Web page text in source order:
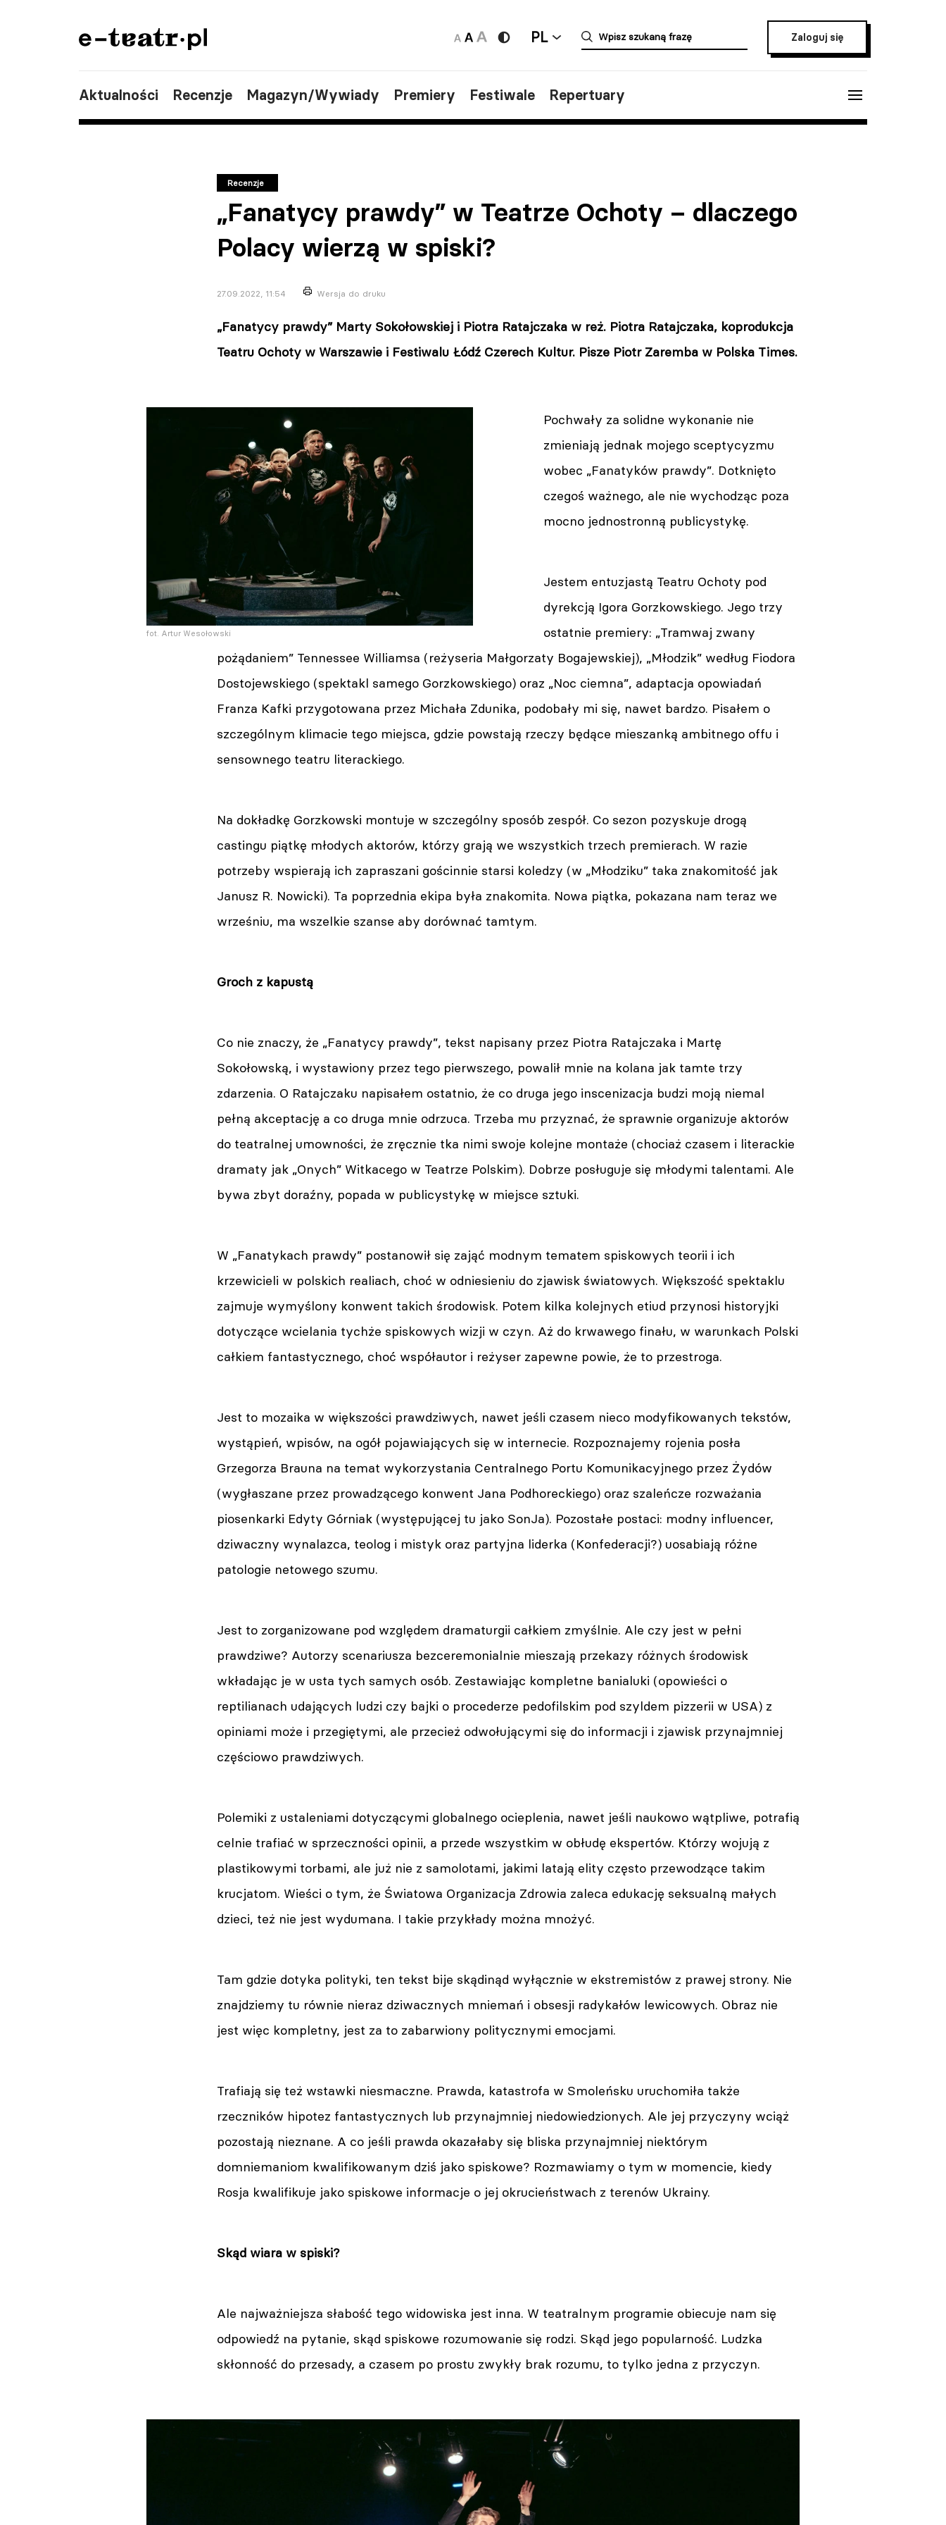
PL Zaloguj się
Aktualności Recenzje Magazyn/Wywiady Premiery Festiwale Repertuary
Recenzje
„Fanatycy prawdy” w Teatrze Ochoty – dlaczego
Polacy wierzą w spiski?
27.09.2022, 11:54 Wersja do druku
„Fanatycy prawdy” Marty Sokołowskiej i Piotra Ratajczaka w reż. Piotra Ratajczaka, koprodukcja
Teatru Ochoty w Warszawie i Festiwalu Łódź Czerech Kultur. Pisze Piotr Zaremba w Polska Times.
fot. Artur Wesołowski
Pochwały za solidne wykonanie nie
zmieniają jednak mojego sceptycyzmu
wobec „Fanatyków prawdy”. Dotknięto
czegoś ważnego, ale nie wychodząc poza
mocno jednostronną publicystykę.
Jestem entuzjastą Teatru Ochoty pod
dyrekcją Igora Gorzkowskiego. Jego trzy
ostatnie premiery: „Tramwaj zwany
pożądaniem” Tennessee Williamsa (reżyseria Małgorzaty Bogajewskiej), „Młodzik” według Fiodora
Dostojewskiego (spektakl samego Gorzkowskiego) oraz „Noc ciemna”, adaptacja opowiadań
Franza Kafki przygotowana przez Michała Zdunika, podobały mi się, nawet bardzo. Pisałem o
szczególnym klimacie tego miejsca, gdzie powstają rzeczy będące mieszanką ambitnego offu i
sensownego teatru literackiego.
Na dokładkę Gorzkowski montuje w szczególny sposób zespół. Co sezon pozyskuje drogą
castingu piątkę młodych aktorów, którzy grają we wszystkich trzech premierach. W razie
potrzeby wspierają ich zapraszani gościnnie starsi koledzy (w „Młodziku” taka znakomitość jak
Janusz R. Nowicki). Ta poprzednia ekipa była znakomita. Nowa piątka, pokazana nam teraz we
wrześniu, ma wszelkie szanse aby dorównać tamtym.
Groch z kapustą
Co nie znaczy, że „Fanatycy prawdy”, tekst napisany przez Piotra Ratajczaka i Martę
Sokołowską, i wystawiony przez tego pierwszego, powalił mnie na kolana jak tamte trzy
zdarzenia. O Ratajczaku napisałem ostatnio, że co druga jego inscenizacja budzi moją niemal
pełną akceptację a co druga mnie odrzuca. Trzeba mu przyznać, że sprawnie organizuje aktorów
do teatralnej umowności, że zręcznie tka nimi swoje kolejne montaże (chociaż czasem i literackie
dramaty jak „Onych” Witkacego w Teatrze Polskim). Dobrze posługuje się młodymi talentami. Ale
bywa zbyt doraźny, popada w publicystykę w miejsce sztuki.
W „Fanatykach prawdy” postanowił się zająć modnym tematem spiskowych teorii i ich
krzewicieli w polskich realiach, choć w odniesieniu do zjawisk światowych. Większość spektaklu
zajmuje wymyślony konwent takich środowisk. Potem kilka kolejnych etiud przynosi historyjki
dotyczące wcielania tychże spiskowych wizji w czyn. Aż do krwawego finału, w warunkach Polski
całkiem fantastycznego, choć współautor i reżyser zapewne powie, że to przestroga.
Jest to mozaika w większości prawdziwych, nawet jeśli czasem nieco modyfikowanych tekstów,
wystąpień, wpisów, na ogół pojawiających się w internecie. Rozpoznajemy rojenia posła
Grzegorza Brauna na temat wykorzystania Centralnego Portu Komunikacyjnego przez Żydów
(wygłaszane przez prowadzącego konwent Jana Podhoreckiego) oraz szaleńcze rozważania
piosenkarki Edyty Górniak (występującej tu jako SonJa). Pozostałe postaci: modny influencer,
dziwaczny wynalazca, teolog i mistyk oraz partyjna liderka (Konfederacji?) uosabiają różne
patologie netowego szumu.
Jest to zorganizowane pod względem dramaturgii całkiem zmyślnie. Ale czy jest w pełni
prawdziwe? Autorzy scenariusza bezceremonialnie mieszają przekazy różnych środowisk
wkładając je w usta tych samych osób. Zestawiając kompletne banialuki (opowieści o
reptilianach udających ludzi czy bajki o procederze pedofilskim pod szyldem pizzerii w USA) z
opiniami może i przegiętymi, ale przecież odwołującymi się do informacji i zjawisk przynajmniej
częściowo prawdziwych.
Polemiki z ustaleniami dotyczącymi globalnego ocieplenia, nawet jeśli naukowo wątpliwe, potrafią
celnie trafiać w sprzeczności opinii, a przede wszystkim w obłudę ekspertów. Którzy wojują z
plastikowymi torbami, ale już nie z samolotami, jakimi latają elity często przewodzące takim
krucjatom. Wieści o tym, że Światowa Organizacja Zdrowia zaleca edukację seksualną małych
dzieci, też nie jest wydumana. I takie przykłady można mnożyć.
Tam gdzie dotyka polityki, ten tekst bije skądinąd wyłącznie w ekstremistów z prawej strony. Nie
znajdziemy tu równie nieraz dziwacznych mniemań i obsesji radykałów lewicowych. Obraz nie
jest więc kompletny, jest za to zabarwiony politycznymi emocjami.
Trafiają się też wstawki niesmaczne. Prawda, katastrofa w Smoleńsku uruchomiła także
rzeczników hipotez fantastycznych lub przynajmniej niedowiedzionych. Ale jej przyczyny wciąż
pozostają nieznane. A co jeśli prawda okazałaby się bliska przynajmniej niektórym
domniemaniom kwalifikowanym dziś jako spiskowe? Rozmawiamy o tym w momencie, kiedy
Rosja kwalifikuje jako spiskowe informacje o jej okrucieństwach z terenów Ukrainy.
Skąd wiara w spiski?
Ale najważniejsza słabość tego widowiska jest inna. W teatralnym programie obiecuje nam się
odpowiedź na pytanie, skąd spiskowe rozumowanie się rodzi. Skąd jego popularność. Ludzka
skłonność do przesady, a czasem po prostu zwykły brak rozumu, to tylko jedna z przyczyn.